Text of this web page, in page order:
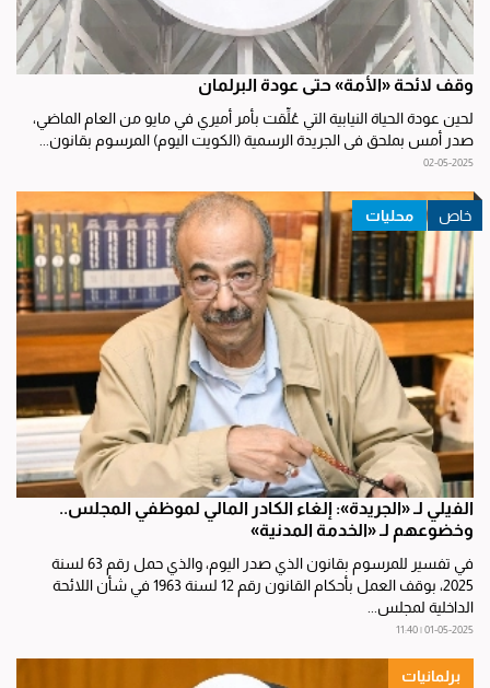
وقف لائحة «الأمة» حتى عودة البرلمان
لحين عودة الحياة النيابية التي عُلِّقت بأمر أميري في مايو من العام الماضي،
صدر أمس بملحق في الجريدة الرسمية (الكويت اليوم) المرسوم بقانون...
02-05-2025
محليات
الفيلي لـ «الجريدة»: إلغاء الكادر المالي لموظفي المجلس..
وخضوعهم لـ «الخدمة المدنية»
في تفسير للمرسوم بقانون الذي صدر اليوم، والذي حمل رقم 63 لسنة
2025، بوقف العمل بأحكام القانون رقم 12 لسنة 1963 في شأن اللائحة
الداخلية لمجلس...
01-05-2025 | 11:40
برلمانيات